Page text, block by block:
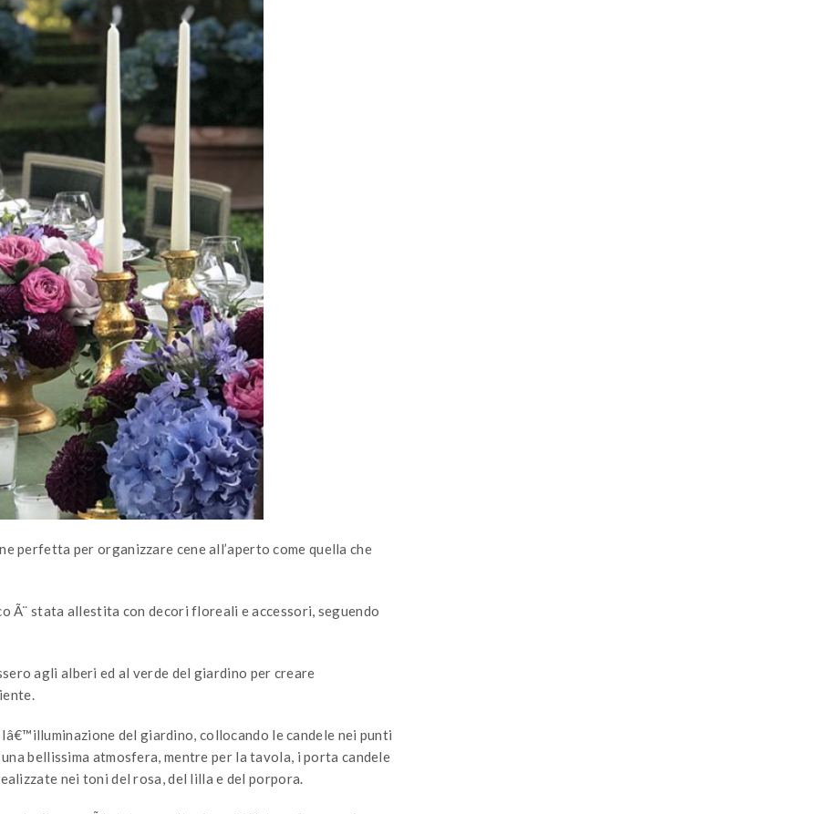
perfetta per organizzare cene all’aperto come quella che
Ã¨ stata allestita con decori floreali e accessori, seguendo
agli alberi ed al verde del giardino per creare
del giardino, collocando le candele nei punti
bellissima atmosfera, mentre per la tavola, i porta candele
nei toni del rosa, del lilla e del porpora.